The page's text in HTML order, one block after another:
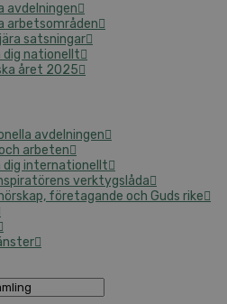
avdelningen
arbetsområden
satsningar
dig nationellt
året 2025
avdelningen
arbeten
dig internationellt
verktygslåda
företagande och Guds rike